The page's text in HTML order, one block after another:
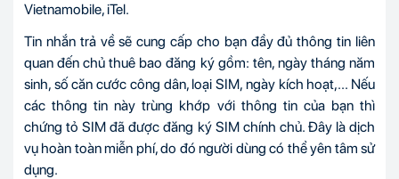
Vietnamobile, iTel.
Tin nhắn trả về sẽ cung cấp cho bạn đầy đủ thông tin liên
quan đến chủ thuê bao đăng ký gồm: tên, ngày tháng năm
sinh, số căn cước công dân, loại SIM, ngày kích hoạt,... Nếu
các thông tin này trùng khớp với thông tin của bạn thì
chứng tỏ SIM đã được đăng ký SIM chính chủ. Đây là dịch
vụ hoàn toàn miễn phí, do đó người dùng có thể yên tâm sử
dụng.